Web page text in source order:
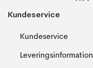
Kundeservice
Kundeservice
Leveringsinformation